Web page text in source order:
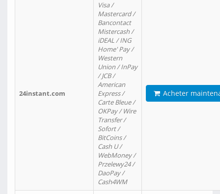
24instant.com
Visa /
Mastercard /
Bancontact
Mistercash /
iDEAL / ING
Home' Pay /
Western
Union / InPay
/ JCB /
American
Express /
Carte Bleue /
OKPay / Wire
Transfer /
Sofort /
BitCoins /
Cash U /
WebMoney /
Przelewy24 /
DaoPay /
Cash4WM
Acheter